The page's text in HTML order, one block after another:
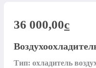
36 000,00c
Тип: охладитель